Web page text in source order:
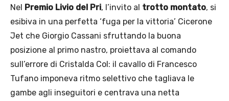
Nel Premio Livio del Pri, l’invito al trotto montato, si
esibiva in una perfetta ‘fuga per la vittoria’ Cicerone
Jet che Giorgio Cassani sfruttando la buona
posizione al primo nastro, proiettava al comando
sull’errore di Cristalda Col: il cavallo di Francesco
Tufano imponeva ritmo selettivo che tagliava le
gambe agli inseguitori e centrava una netta